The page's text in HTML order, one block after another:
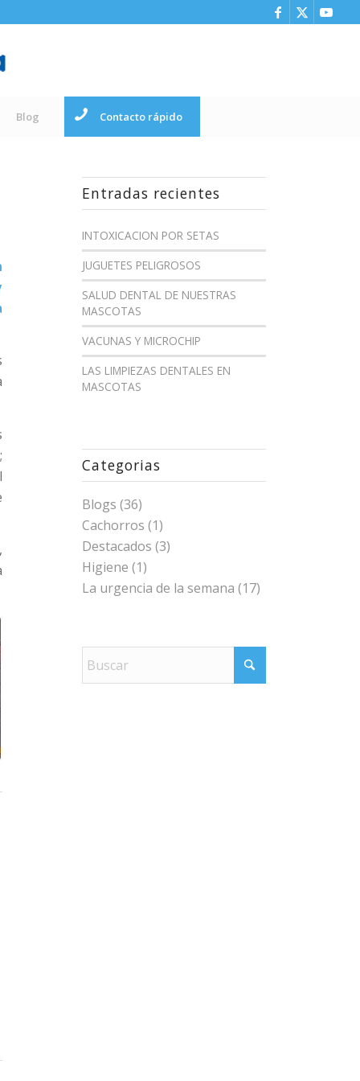
Blog Contacto rápido
Entradas recientes
INTOXICACION POR SETAS
JUGUETES PELIGROSOS
SALUD DENTAL DE NUESTRAS
MASCOTAS
VACUNAS Y MICROCHIP
LAS LIMPIEZAS DENTALES EN
MASCOTAS
Categorias
Blogs (36)
Cachorros (1)
Destacados (3)
Higiene (1)
La urgencia de la semana (17)